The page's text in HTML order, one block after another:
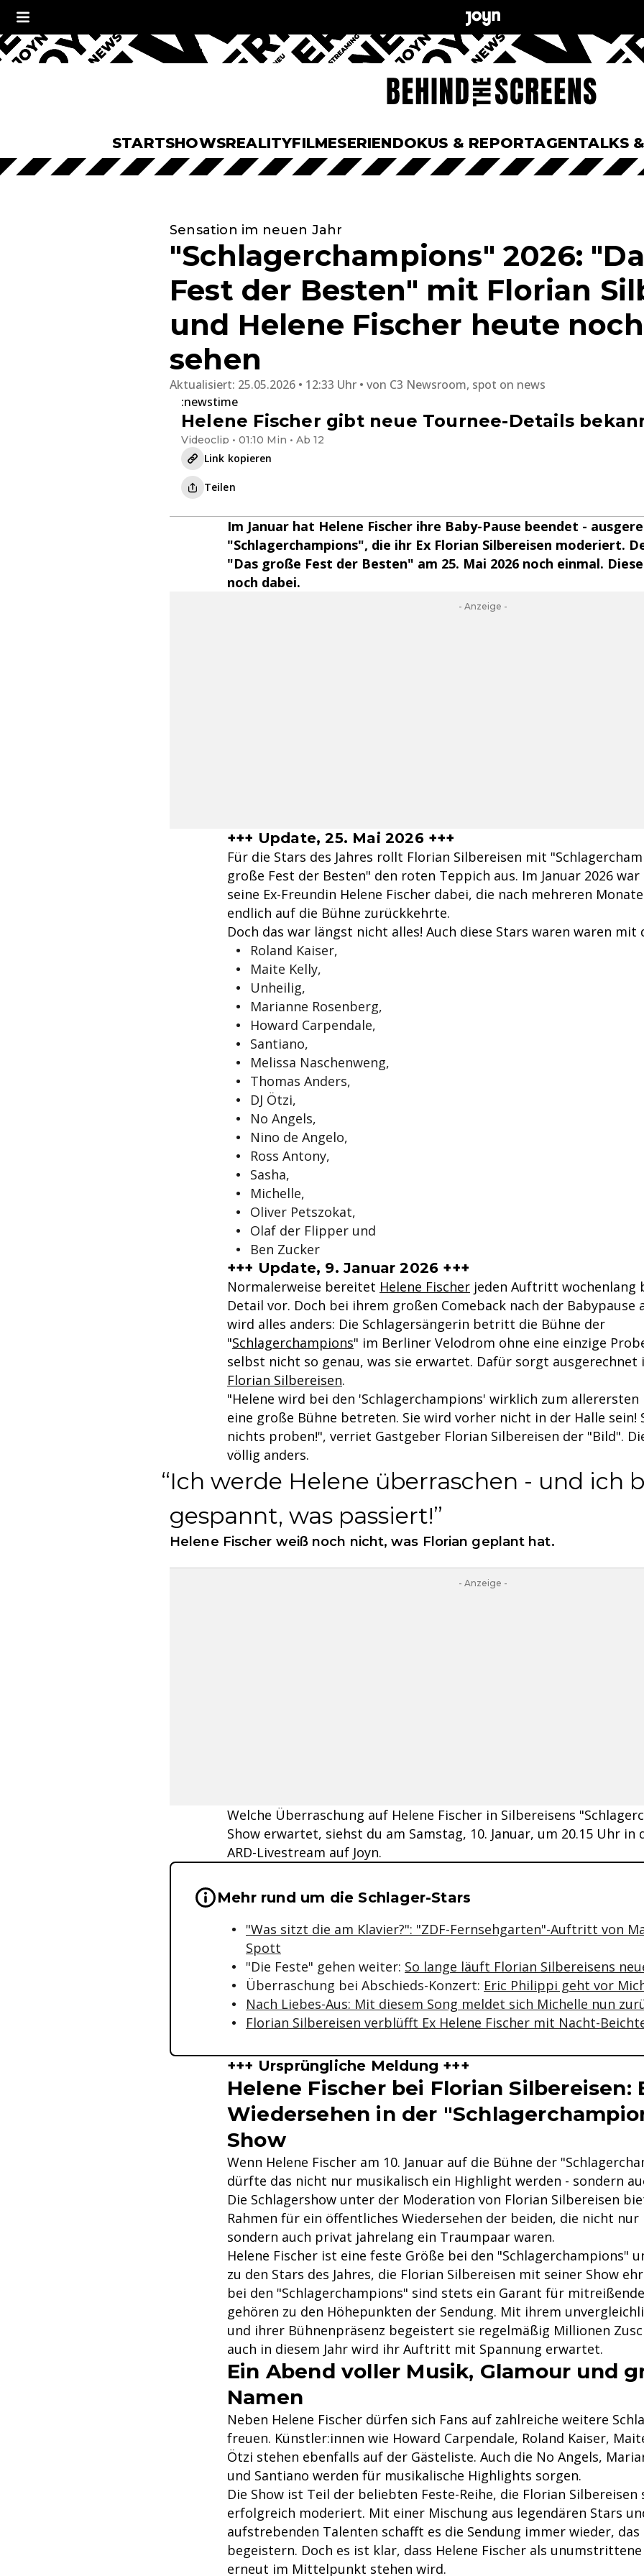
STARTSHOWSREALITYFILMESERIENDOKUS & REPORTAGENTALKS
Sensation im neuen Jahr
"Schlagerchampions" 2026:
Fest der Besten" mit Florian
und Helene Fischer heute
sehen
Aktualisiert: 25.05.2026 • 12:33 Uhr von C3 Newsroom, spot on news
:newstime
Helene Fischer gibt neue Tournee-Details
Videoclip • 01:10 Min • Ab 12
Link kopieren
Teilen
Im Januar hat Helene Fischer ihre Baby-Pause beendet -
"Schlagerchampions", die ihr Ex Florian Silbereisen moderiert.
"Das große Fest der Besten" am 25. Mai 2026 noch einmal.
noch dabei.
- Anzeige -
+++ Update, 25. Mai 2026 +++
Für die Stars des Jahres rollt Florian Silbereisen mit
große Fest der Besten" den roten Teppich aus. Im Januar 2026
seine Ex-Freundin Helene Fischer dabei, die nach mehreren
endlich auf die Bühne zurückkehrte.
Doch das war längst nicht alles! Auch diese Stars waren waren mit
Roland Kaiser,
Maite Kelly,
Unheilig,
Marianne Rosenberg,
Howard Carpendale,
Santiano,
Melissa Naschenweng,
Thomas Anders,
DJ Ötzi,
No Angels,
Nino de Angelo,
Ross Antony,
Sasha,
Michelle,
Oliver Petszokat,
Olaf der Flipper und
Ben Zucker
+++ Update, 9. Januar 2026 +++
Normalerweise bereitet Helene Fischer jeden Auftritt wochenlang
Detail vor. Doch bei ihrem großen Comeback nach der Babypause
wird alles anders: Die Schlagersängerin betritt die Bühne der
"Schlagerchampions" im Berliner Velodrom ohne eine einzige
selbst nicht so genau, was sie erwartet. Dafür sorgt ausgerechnet
Florian Silbereisen.
"Helene wird bei den 'Schlagerchampions' wirklich zum allerersten
eine große Bühne betreten. Sie wird vorher nicht in der Halle sein!
nichts proben!", verriet Gastgeber Florian Silbereisen der "Bild".
völlig anders.
Ich werde Helene überraschen - und ich
gespannt, was passiert!
Helene Fischer weiß noch nicht, was Florian geplant hat.
- Anzeige -
Welche Überraschung auf Helene Fischer in Silbereisens
Show erwartet, siehst du am Samstag, 10. Januar, um 20.15 Uhr in
ARD-Livestream auf Joyn.
Wichtige Hinweise & Informationen zum Inhalt
Mehr rund um die Schlager-Stars
"Was sitzt die am Klavier?": "ZDF-Fernsehgarten"-Auftritt von
Spott
"Die Feste" gehen weiter: So lange läuft Florian Silbereisens
Überraschung bei Abschieds-Konzert: Eric Philippi geht vor
Nach Liebes-Aus: Mit diesem Song meldet sich Michelle nun
Florian Silbereisen verblüfft Ex Helene Fischer mit Nacht-
+++ Ursprüngliche Meldung +++
Helene Fischer bei Florian Silbereisen:
Wiedersehen in der
Show
Wenn Helene Fischer am 10. Januar auf die Bühne der
dürfte das nicht nur musikalisch ein Highlight werden - sondern
Die Schlagershow unter der Moderation von Florian Silbereisen
Rahmen für ein öffentliches Wiedersehen der beiden, die nicht
sondern auch privat jahrelang ein Traumpaar waren.
Helene Fischer ist eine feste Größe bei den "Schlagerchampions"
zu den Stars des Jahres, die Florian Silbereisen mit seiner Show
bei den "Schlagerchampions" sind stets ein Garant für
gehören zu den Höhepunkten der Sendung. Mit ihrem
und ihrer Bühnenpräsenz begeistert sie regelmäßig Millionen
auch in diesem Jahr wird ihr Auftritt mit Spannung erwartet.
Ein Abend voller Musik, Glamour und
Namen
Neben Helene Fischer dürfen sich Fans auf zahlreiche weitere
freuen. Künstler:innen wie Howard Carpendale, Roland Kaiser,
Ötzi stehen ebenfalls auf der Gästeliste. Auch die No Angels,
und Santiano werden für musikalische Highlights sorgen.
Die Show ist Teil der beliebten Feste-Reihe, die Florian Silbereisen
erfolgreich moderiert. Mit einer Mischung aus legendären Stars
aufstrebenden Talenten schafft es die Sendung immer wieder, das
begeistern. Doch es ist klar, dass Helene Fischer als
erneut im Mittelpunkt stehen wird.